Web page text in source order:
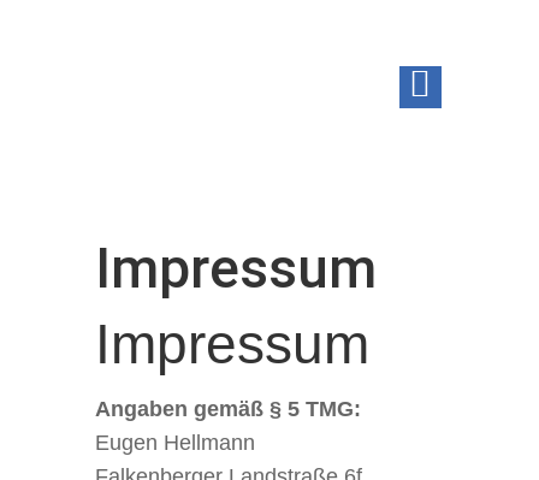
Impressum
Impressum
Angaben gemäß § 5 TMG:
Eugen Hellmann